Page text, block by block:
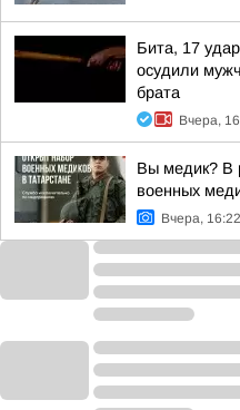
Бита, 17
осудили
брата
Вчера,
Вы медик? В
военных
Вчера, 16:22